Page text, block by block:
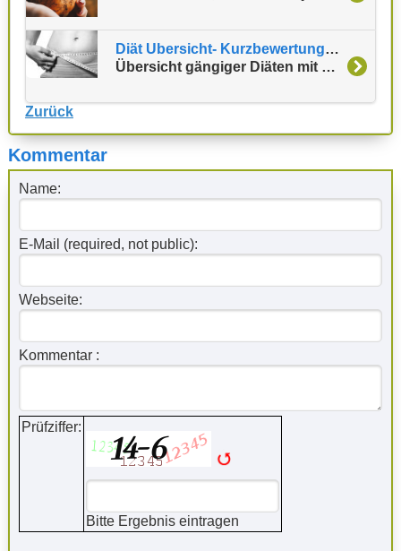
Diät Ubersicht- Kurzbewertung beliebter Diäten
Übersicht gängiger Diäten mit Warnungen und Empfehlungen
Zurück
Kommentar
Name:
E-Mail (required, not public):
Webseite:
Kommentar :
Prüfziffer:
Bitte Ergebnis eintragen